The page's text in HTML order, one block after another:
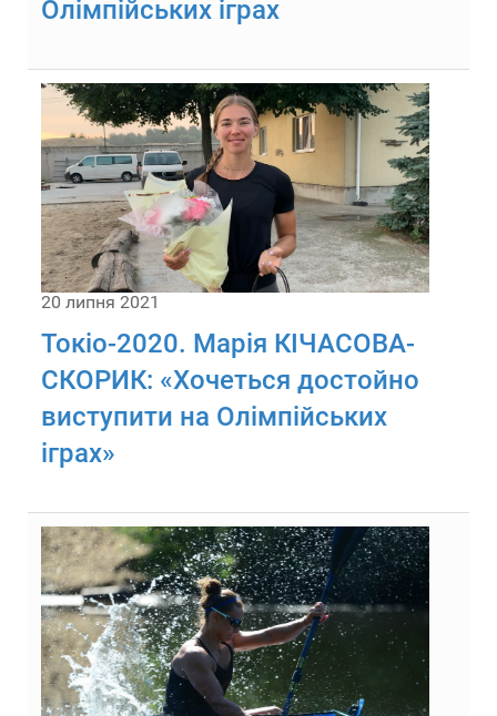
Олімпійських іграх
20 липня 2021
Токіо-2020. Марія КІЧАСОВА-
СКОРИК: «Хочеться достойно
виступити на Олімпійських
іграх»